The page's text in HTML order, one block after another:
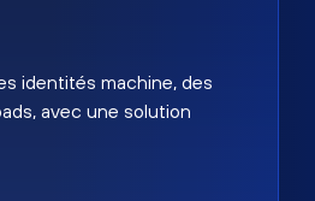
identités machine, des
avec une solution